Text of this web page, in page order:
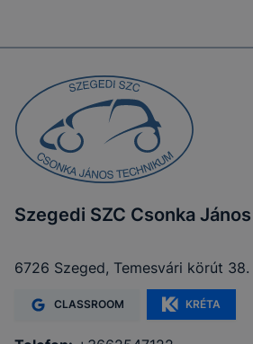
Szegedi SZC Csonka
6726 Szeged, Temesvári körút 38.
CLASSROOM KRÉTA